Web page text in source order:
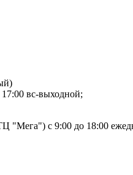
вс-выходной;
"Мега") с 9:00 до 18:00